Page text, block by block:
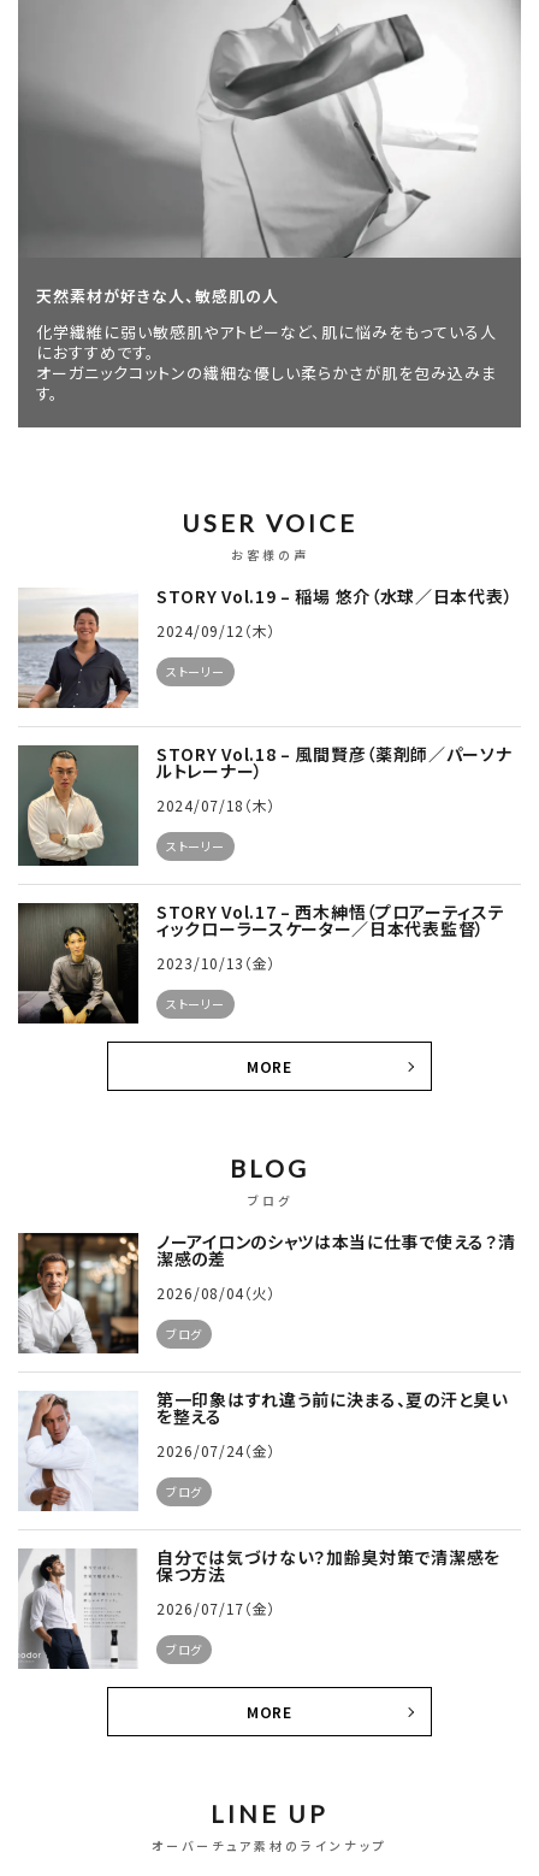
天然素材が好きな人、敏感肌の人
化学繊維に弱い敏感肌やアトピーなど、肌に悩みをもっている人
におすすめです。
オーガニックコットンの繊細な優しい柔らかさが肌を包み込みま
す。
USER VOICE
お客様の声
STORY Vol.19 – 稲場 悠介（水球／日本代表）
2024/09/12（木）
ストーリー
STORY Vol.18 – 風間賢彦（薬剤師／パーソナ
ルトレーナー）
2024/07/18（木）
ストーリー
STORY Vol.17 – 西木紳悟（プロアーティステ
ィックローラースケーター／日本代表監督）
2023/10/13（金）
ストーリー
MORE
BLOG
ブログ
ノーアイロンのシャツは本当に仕事で使える？清
潔感の差
2026/08/04（火）
ブログ
第一印象はすれ違う前に決まる、夏の汗と臭い
を整える
2026/07/24（金）
ブログ
自分では気づけない？加齢臭対策で清潔感を
保つ方法
2026/07/17（金）
ブログ
MORE
LINE UP
オーバーチュア素材のラインナップ